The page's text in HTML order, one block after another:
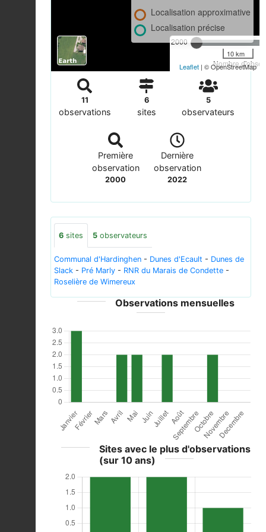
2000
Nombre
Localisation approximative
Localisation précise
10 km
Leaflet | © OpenStreetMap
11
observations
6
sites
5
observateurs
Première
observation
2000
Dernière
observation
2022
6 sites 5 observateurs
Communal d'Hardinghen - Dunes d'Ecault - Dunes de
Slack - Pré Marly - RNR du Marais de Condette -
Roselière de Wimereux
Observations mensuelles
Sites avec le plus d'observations
(sur 10 ans)